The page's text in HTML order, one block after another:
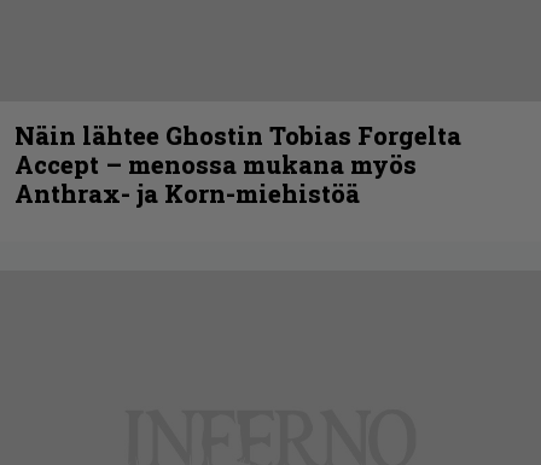
Näin lähtee Ghostin Tobias Forgelta
Accept – menossa mukana myös
Anthrax- ja Korn-miehistöä